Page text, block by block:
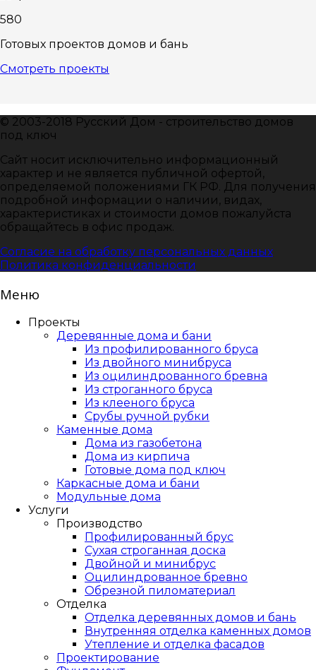
580
Готовых проектов домов и бань
Смотреть проекты
© 2003-2018 Русский Дом - строительство домов
под ключ
Сайт носит исключительно информационный
характер и не является публичной офертой,
определяемой положениями ГК РФ. Для получения
подробной информации о наличии, видах,
характеристиках и стоимости домов пожалуйста
обращайтесь в офис продаж.
Согласие на обработку персональных данных
Политика конфиденциальности
Меню
Проекты
Деревянные дома и бани
Из профилированного бруса
Из двойного минибруса
Из оцилиндрованного бревна
Из строганного бруса
Из клееного бруса
Срубы ручной рубки
Каменные дома
Дома из газобетона
Дома из кирпича
Готовые дома под ключ
Каркасные дома и бани
Модульные дома
Услуги
Производство
Профилированный брус
Сухая строганная доска
Двойной и минибрус
Оцилиндрованное бревно
Обрезной пиломатериал
Отделка
Отделка деревянных домов и бань
Внутренняя отделка каменных домов
Утепление и отделка фасадов
Проектирование